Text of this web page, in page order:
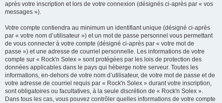
après votre inscription et lors de votre connexion (désignés ci-après par « vos
messages »).
Votre compte contiendra au minimum un identifiant unique (désigné ci-après
par « votre nom d’utilisateur ») et un mot de passe personnel vous permettant
de vous connecter à votre compte (désigné ci-après par « votre mot de
passe ») et une adresse de courriel personnelle. Les informations de votre
compte sur « Rock'n Solex » sont protégées par les lois de protection des
données applicables dans le pays qui héberge notre serveur. Toutes les
informations, en-dehors de votre nom d’utilisateur, de votre mot de passe et de
votre adresse de courriel requis par « Rock'n Solex » durant votre inscription,
sont obligatoires ou facultatives, à la seule discrétion de « Rock'n Solex ».
Dans tous les cas, vous pouvez contrôler quelles informations de votre compte